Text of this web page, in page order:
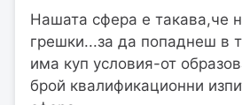
Нашата сфера е такава,че
грешки...за да попаднеш в
има куп условия-от
брой квалификационни